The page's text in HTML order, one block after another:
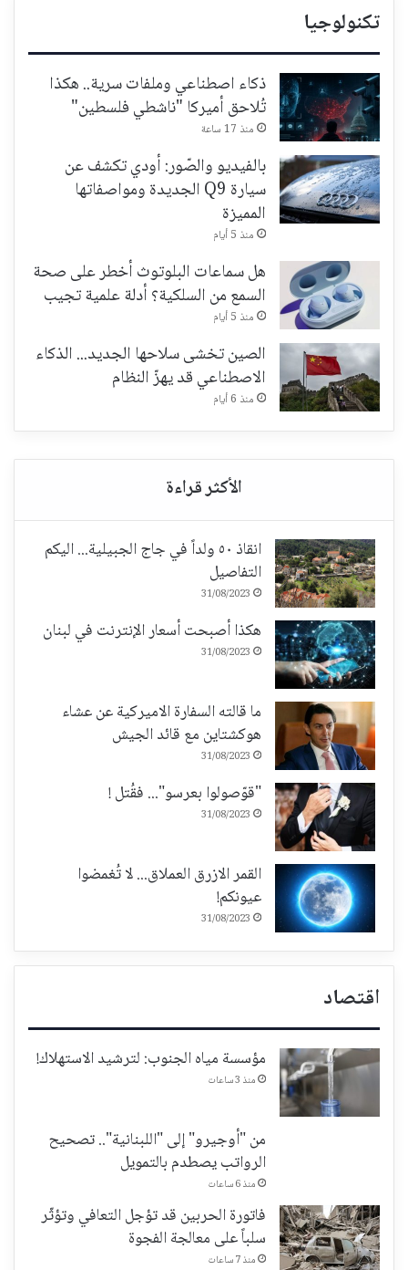
تكنولوجيا
ذكاء اصطناعي وملفات سرية.. هكذا
تُلاحق أميركا "ناشطي فلسطين"
منذ 17 ساعة
بالفيديو والصّور: أودي تكشف عن
سيارة Q9 الجديدة ومواصفاتها
المميزة
منذ 5 أيام
هل سماعات البلوتوث أخطر على صحة
السمع من السلكية؟ أدلة علمية تجيب
منذ 5 أيام
الصين تخشى سلاحها الجديد... الذكاء
الاصطناعي قد يهزّ النظام
منذ 6 أيام
انقاذ ٥٠ ولداً في جاج الجبيلية... اليكم
التفاصيل
31/08/2023
هكذا أصبحت أسعار الإنترنت في لبنان
31/08/2023
ما قالته السفارة الاميركية عن عشاء
هوكشتاين مع قائد الجيش
31/08/2023
"قوّصولوا بعرسو"... فقُتل !
31/08/2023
القمر الازرق العملاق... لا تُغمضوا
عيونكم!
31/08/2023
اقتصاد
مؤسسة مياه الجنوب: لترشيد الاستهلاك!
منذ 3 ساعات
من "أوجيرو" إلى "اللبنانية".. تصحيح
الرواتب يصطدم بالتمويل
منذ 6 ساعات
فاتورة الحربين قد تؤجل التعافي وتؤثّر
سلباً على معالجة الفجوة
منذ 7 ساعات